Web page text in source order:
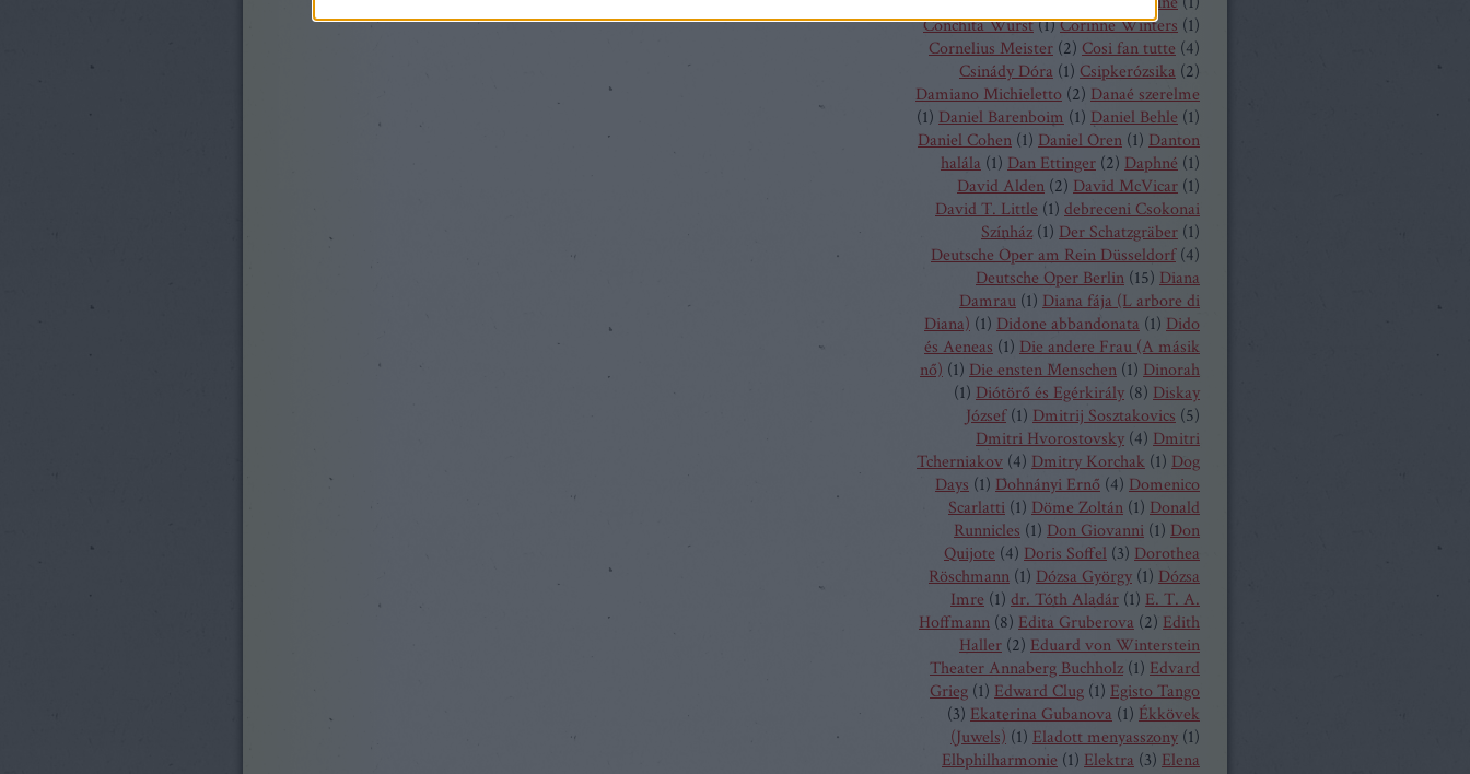
Conchita Wurst(1)Corinne Winters (1)
Cornelius Meister (2) Cosi fan tutte (4)
Csinády Dóra (1) Csipkerózsika (2)
Damiano Michieletto (2) Danaé szerelme
(1) Daniel Barenboim (1) Daniel Behle (1)
Daniel Cohen (1) Daniel Oren (1) Danton
halála (1) Dan Ettinger (2) Daphné (1)
David Alden (2) David McVicar (1)
David T. Little (1) debreceni Csokonai
Színház (1) Der Schatzgräber (1)
Deutsche Oper am Rein Düsseldorf (4)
Deutsche Oper Berlin (15) Diana
Damrau (1) Diana fája (L arbore di
Diana) (1) Didone abbandonata (1) Dido
és Aeneas (1) Die andere Frau (A másik
nő) (1) Die ensten Menschen (1) Dinorah
(1) Diótörő és Egérkirály (8) Diskay
József (1) Dmitrij Sosztakovics (5)
Dmitri Hvorostovsky (4) Dmitri
Tcherniakov (4) Dmitry Korchak (1) Dog
Days (1) Dohnányi Ernő (4) Domenico
Scarlatti (1) Döme Zoltán (1) Donald
Runnicles (1) Don Giovanni (1) Don
Quijote (4) Doris Soffel (3) Dorothea
Röschmann (1) Dózsa György (1) Dózsa
Imre (1) dr. Tóth Aladár (1) E. T. A.
Hoffmann (8) Edita Gruberova (2) Edith
Haller (2) Eduard von Winterstein
Theater Annaberg Buchholz (1) Edvard
Grieg (1) Edward Clug (1) Egisto Tango
(3) Ekaterina Gubanova (1) Ékkövek
(Juwels) (1) Eladott menyasszony (1)
Elbphilharmonie (1) Elektra (3) Elena